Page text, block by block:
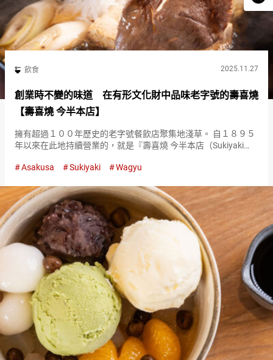
飲食 2025.11.27
創業時不變的味道 在有形文化財中品味老字號的壽喜燒
【壽喜燒 今半本店】
擁有超過１００年歷史的老字號餐飲店聚集地淺草。 自１８９５
年以來在此地持續營業的，就是『壽喜燒 今半本店（Sukiyaki
（Sukiyaki Imahan Honten…
Asakusa Sukiyaki Wagyu